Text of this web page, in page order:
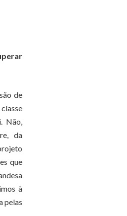
de
Não,
da
que
à
pelas